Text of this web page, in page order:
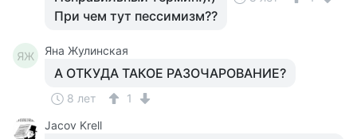
При чем тут пессимизм??
ЯЖ Яна Жулинская
А ОТКУДА ТАКОЕ РАЗОЧАРОВАНИЕ?
8 лет
1
Jacov Krell